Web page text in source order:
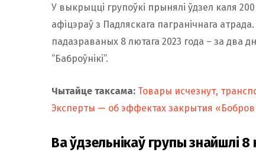
У выкрыцці групоўкі прынялі ўдзел каля
афіцэраў з Падляскага пагранічнага
падазраваных 8 лютага 2023 года – за два
“Баброўнікі”.
Чытайце таксама: Товары исчезнут,
Эксперты — об эффектах закрытия
Ва ўдзельнікаў групы знайшлі 8